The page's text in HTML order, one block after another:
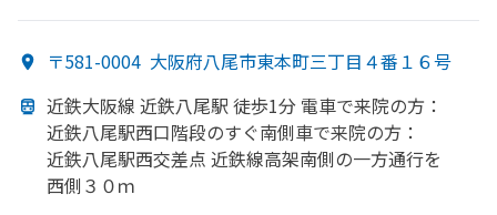
〒581-0004 大阪府八尾市東本町三丁目４番１６号
近鉄大阪線 近鉄八尾駅 徒歩1分 電車で来院の方 ：
近鉄八尾駅西口階段のすぐ南側車で来院の方 ：
近鉄八尾駅西交差点 近鉄線高架南側の一方通行を
西側３０ｍ